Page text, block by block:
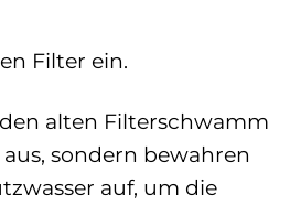
Filter ein.
alten Filterschwamm
sondern bewahren
auf, um die